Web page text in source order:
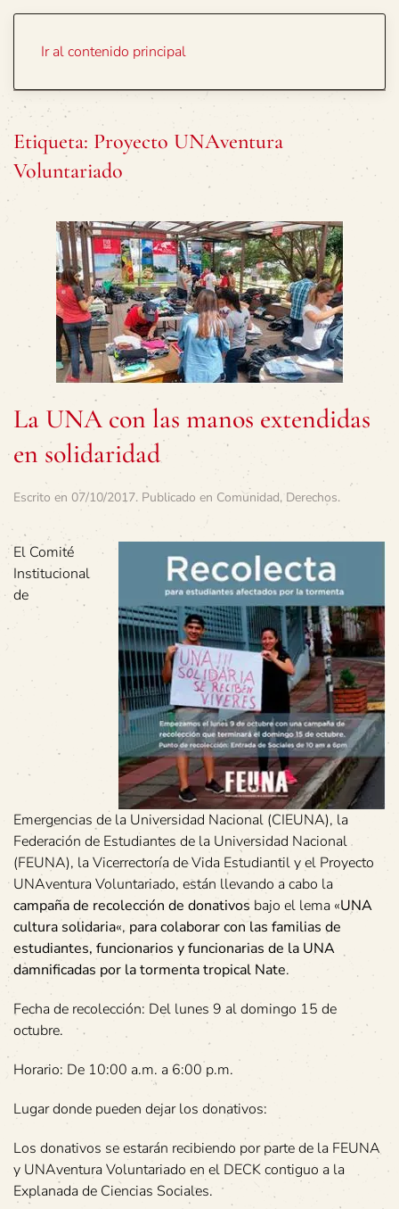
Ir al contenido principal
Etiqueta: Proyecto UNAventura
Voluntariado
La UNA con las manos extendidas
en solidaridad
Escrito en 07/10/2017. Publicado en Comunidad, Derechos.
El Comité
Institucional
de
Emergencias de la Universidad Nacional (CIEUNA), la
Federación de Estudiantes de la Universidad Nacional
(FEUNA), la Vicerrectoría de Vida Estudiantil y el Proyecto
UNAventura Voluntariado, están llevando a cabo la
campaña de recolección de donativos bajo el lema «UNA
cultura solidaria«, para colaborar con las familias de
estudiantes, funcionarios y funcionarias de la UNA
damnificadas por la tormenta tropical Nate.
Fecha de recolección: Del lunes 9 al domingo 15 de
octubre.
Horario: De 10:00 a.m. a 6:00 p.m.
Lugar donde pueden dejar los donativos:
Los donativos se estarán recibiendo por parte de la FEUNA
y UNAventura Voluntariado en el DECK contiguo a la
Explanada de Ciencias Sociales.